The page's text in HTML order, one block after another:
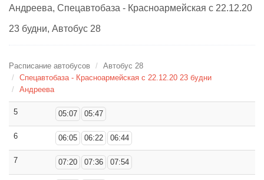
Андреева, Спецавтобаза - Красноармейская с 22.12.20
23 будни, Автобус 28
Расписание автобусов
Автобус 28
Спецавтобаза - Красноармейская с 22.12.20 23 будни
Андреева
5 05:07 05:47
6 06:05 06:22 06:44
7 07:20 07:36 07:54